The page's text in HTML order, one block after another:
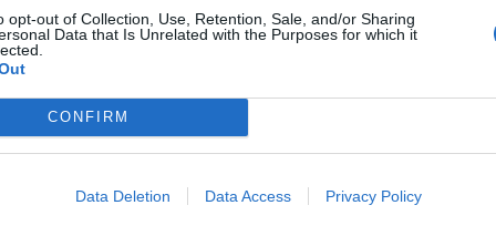
opt-out of Collection, Use, Retention, Sale, and/or Sharing
Data that Is Unrelated with the Purposes for which it
CONFIRM
Data Deletion Data Access Privacy Policy
Negrįžo iš Jūros šventės: artimieji laukė dvi savaites